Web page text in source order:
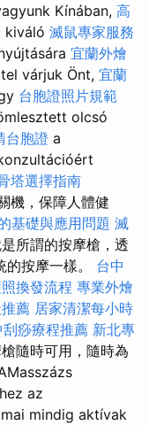
Kínában, 高
kiváló 滅鼠專家服務
宜蘭外燴
várjuk Önt, 宜蘭
台胞證照片規範
olcsó
台胞證 a
塔選擇指南
機，保障人體健
基礎與應用問題 滅
所謂的按摩槍，透
按摩一樣。 台中
換發流程 專業外燴
薦 居家清潔每小時
刮痧療程推薦 新北專
隨時可用，隨時為
az
mindig aktívak